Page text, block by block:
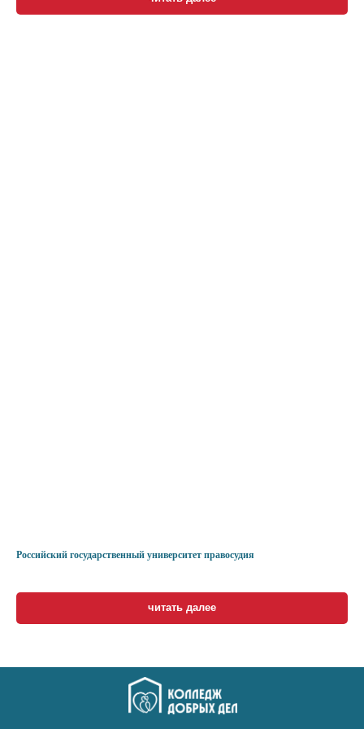
Российский государственный университет правосудия
читать далее